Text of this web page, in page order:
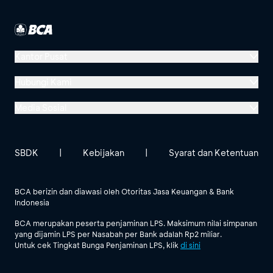
Menara BCA, Grand Indonesia
Jl. MH Thamrin No. 1
Lihat Semua Media Sosial
BCA berizin dan diawasi oleh Otoritas Jasa Keuangan & Bank
Indonesia
BCA merupakan peserta penjaminan LPS. Maksimum nilai simpanan
yang dijamin LPS per Nasabah per Bank adalah Rp2 miliar.
Untuk cek Tingkat Bunga Penjaminan LPS, klik di sini
SBDK | Kebijakan | Syarat dan Ketentuan